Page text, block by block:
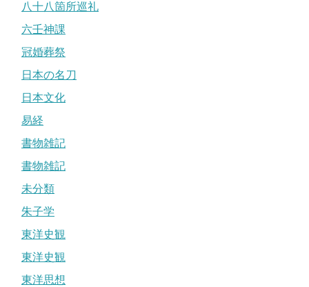
八十八箇所巡礼
六壬神課
冠婚葬祭
日本の名刀
日本文化
易経
書物雑記
書物雑記
未分類
朱子学
東洋史観
東洋史観
東洋思想